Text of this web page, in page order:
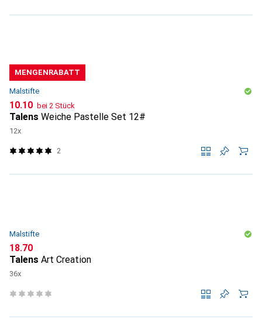
MENGENRABATT
Malstifte
CHF
10.10 bei 2 Stück
Talens Weiche Pastelle Set 12#
12x
2
Malstifte
CHF
18.70
Talens Art Creation
36x